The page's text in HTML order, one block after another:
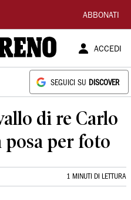
ABBONATI
ACCEDI
SEGUICI SU DISCOVER
di re Carlo
per foto
1 MINUTI DI LETTURA